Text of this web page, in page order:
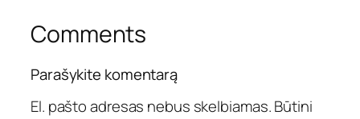
Comments
Parašykite komentarą
El. pašto adresas nebus skelbiamas.Būtini